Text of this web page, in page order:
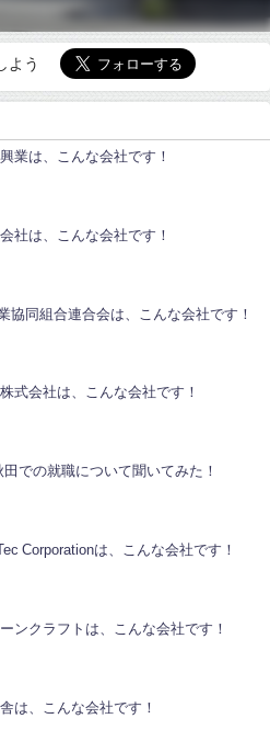
よう
業は、こんな会社です！
社は、こんな会社です！
協同組合連合会は、こんな会社です！
式会社は、こんな会社です！
田での就職について聞いてみた！
Corporationは、こんな会社です！
ンクラフトは、こんな会社です！
は、こんな会社です！